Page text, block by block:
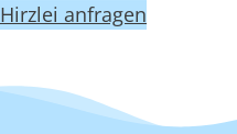
anfragen